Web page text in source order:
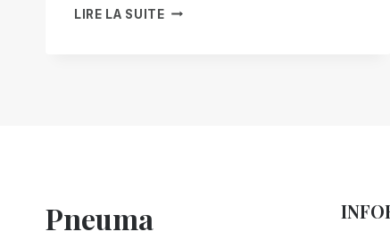
LIRE LA SUITEL'ACCÈS
Pneuma